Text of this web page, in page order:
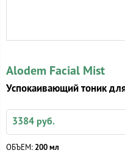
Alodem Facial Mist
Успокаивающий тоник
3384 руб.
ОБЪЕМ: 200 мл